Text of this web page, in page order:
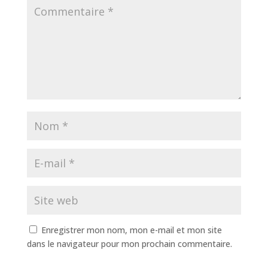
Enregistrer mon nom, mon e-mail et mon site
dans le navigateur pour mon prochain commentaire.